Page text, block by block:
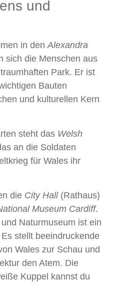
und
in denAlexandra
sich die Menschen aus
Park. Er ist
Bauten
und kulturellen Kern
steht das Welsh
an die Soldaten
für Wales ihr
die City Hall(Rathaus)
Museum Cardiff.
Naturmuseum ist ein
stellt beeindruckende
Wales zur Schau und
den Atem. Die
Kuppel kannst du